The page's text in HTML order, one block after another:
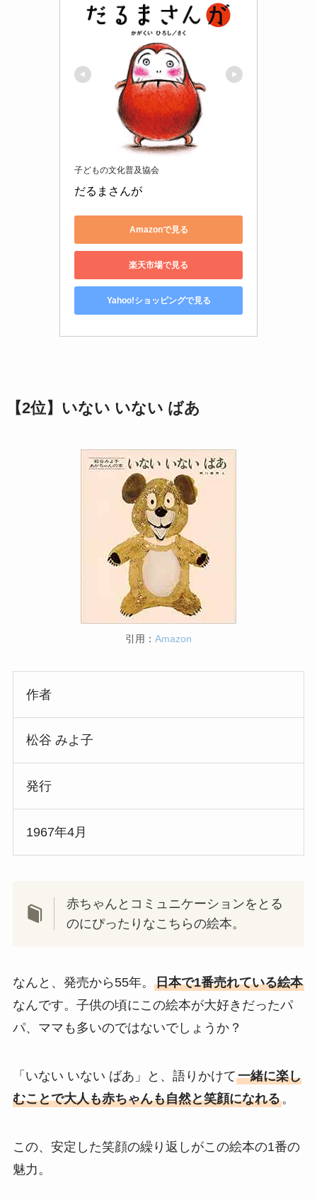
子どもの文化普及協会
だるまさんが
Amazonで見る
楽天市場で見る
Yahoo!ショッピングで見る
【2位】いない いない ばあ
引用： Amazon
作者
松谷 みよ子
発行
1967年4月
赤ちゃんとコミュニケーションをとる
のにぴったりなこちらの絵本。
なんと、発売から55年。 日本で1番売れている絵本
なんです。子供の頃にこの絵本が大好きだったパ
パ、ママも多いのではないでしょうか？
「いない いない ばあ」と、語りかけて一緒に楽し
むことで大人も赤ちゃんも自然と笑顔になれる。
この、安定した笑顔の繰り返しがこの絵本の1番の
魅力。